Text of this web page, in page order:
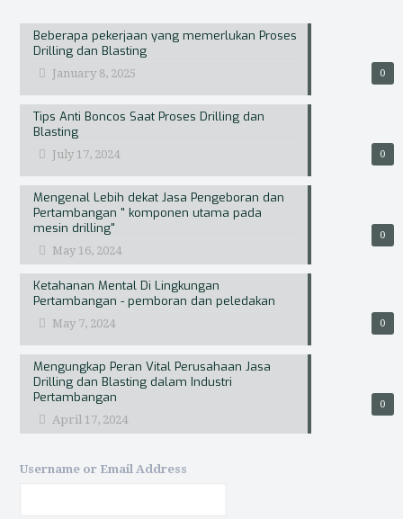
0
Beberapa pekerjaan yang memerlukan Proses
Drilling dan Blasting
January 8, 2025
0
Tips Anti Boncos Saat Proses Drilling dan
Blasting
July 17, 2024
0
Mengenal Lebih dekat Jasa Pengeboran dan
Pertambangan " komponen utama pada
mesin drilling"
May 16, 2024
0
Ketahanan Mental Di Lingkungan
Pertambangan - pemboran dan peledakan
May 7, 2024
0
Mengungkap Peran Vital Perusahaan Jasa
Drilling dan Blasting dalam Industri
Pertambangan
April 17, 2024
Username or Email Address